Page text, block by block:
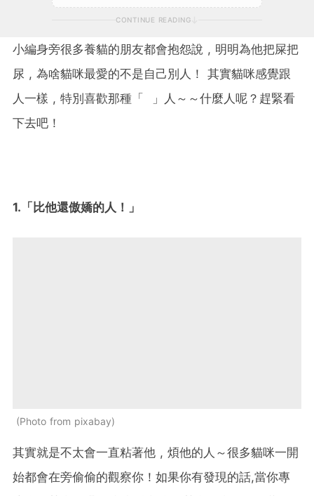
CONTINUE READING
小編身旁很多養貓的朋友都會抱怨說 , 明明為他把屎把
尿 , 為啥貓咪最愛的不是自己別人！ 其實貓咪感覺跟
人一樣 , 特別喜歡那種「 」人～～什麼人呢？趕緊看
下去吧！
1.「比他還傲嬌的人！」
Photo from pixabay
其實就是不太會一直粘著他 , 煩他的人～很多貓咪一開
始都會在旁偷偷的觀察你！如果你有發現的話,當你專